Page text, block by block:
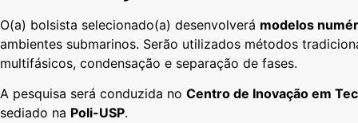
O(a) bolsista selecionado(a) desenvolverá modelos
ambientes submarinos. Serão utilizados métodos
multifásicos, condensação e separação de fases.
A pesquisa será conduzida no Centro de Inovação em
sediado na Poli-USP.